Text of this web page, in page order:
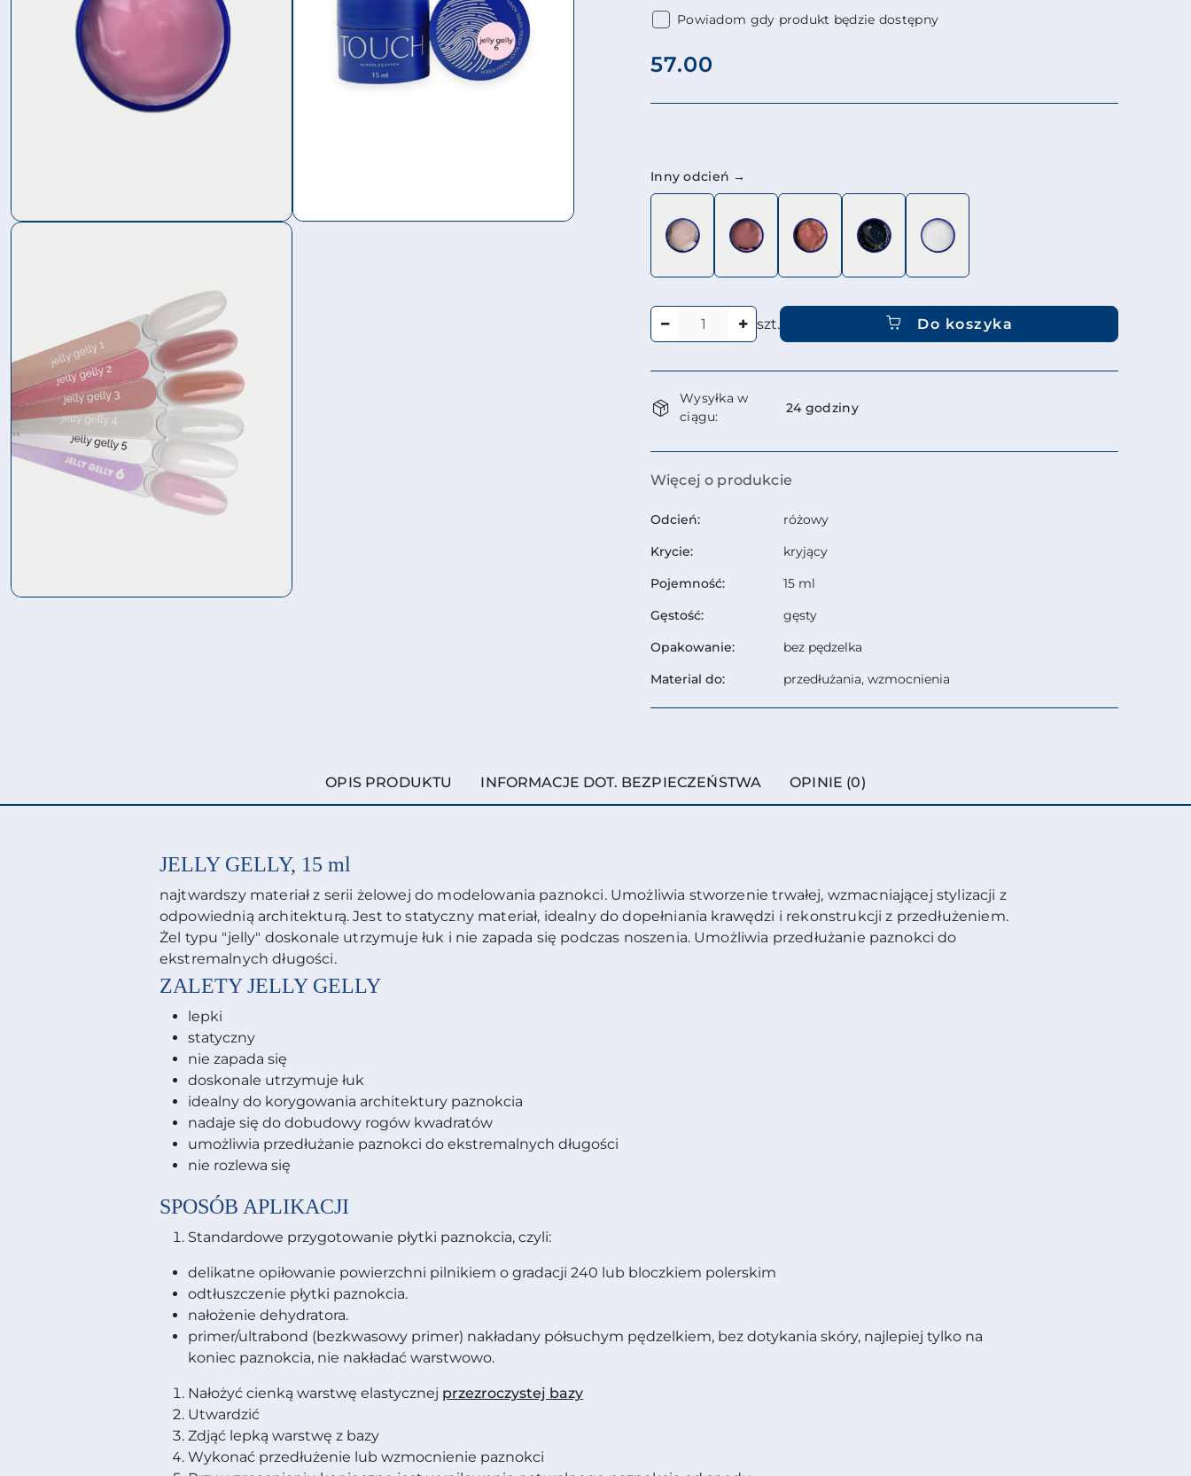
Powiadom gdy produkt będzie dostępny
cena:
57.00
Wariant
Inny odcień →
szt. Do koszyka
Dostępność
i
dostawa
Wysyłka w
ciągu:
24 godziny
Więcej o produkcie
Odcień:
różowy
Krycie:
kryjący
Pojemność:
15 ml
Gęstość:
gęsty
Opakowanie:
bez pędzelka
Material do:
przedłużania, wzmocnienia
OPIS PRODUKTU INFORMACJE DOT. BEZPIECZEŃSTWA OPINIE (0)
JELLY GELLY, 15 ml
najtwardszy materiał z serii żelowej do modelowania paznokci. Umożliwia stworzenie trwałej, wzmacniającej stylizacji z
odpowiednią architekturą. Jest to statyczny materiał, idealny do dopełniania krawędzi i rekonstrukcji z przedłużeniem.
Żel typu "jelly" doskonale utrzymuje łuk i nie zapada się podczas noszenia. Umożliwia przedłużanie paznokci do
ekstremalnych długości.
ZALETYJELLY GELLY
lepki
statyczny
nie zapada się
doskonale utrzymuje łuk
idealny do korygowania architektury paznokcia
nadaje się do dobudowy rogów kwadratów
umożliwia przedłużanie paznokci do ekstremalnych długości
nie rozlewa się
SPOSÓB APLIKACJI
Standardowe przygotowanie płytki paznokcia, czyli:
delikatne opiłowanie powierzchni pilnikiem o gradacji 240 lub bloczkiem polerskim
odtłuszczenie płytki paznokcia.
nałożenie dehydratora.
primer/ultrabond (bezkwasowy primer) nakładany półsuchym pędzelkiem, bez dotykania skóry, najlepiej tylko na
koniec paznokcia, nie nakładać warstwowo.
Nałożyć cienką warstwę elastycznej przezroczystej bazy
Utwardzić
Zdjąć lepką warstwę z bazy
Wykonać przedłużenie lub wzmocnienie paznokci